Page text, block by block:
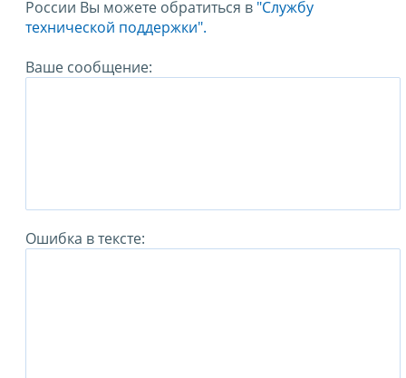
России Вы можете обратиться в "Службу
технической поддержки".
Ваше сообщение:
Ошибка в тексте: